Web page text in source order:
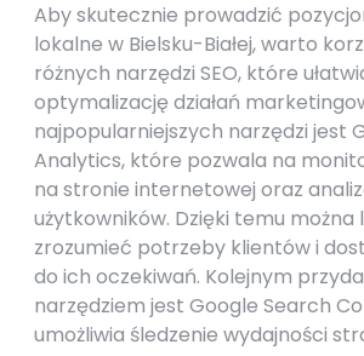
Aby skutecznie prowadzić
lokalne w Bielsku-Białej, warto
różnych narzędzi SEO, które
optymalizację działań
najpopularniejszych narzędzi jest
Analytics, które pozwala na
na stronie internetowej oraz
użytkowników. Dzięki temu można
zrozumieć potrzeby klientów i
do ich oczekiwań. Kolejnym
narzędziem jest Google Search
umożliwia śledzenie wydajności